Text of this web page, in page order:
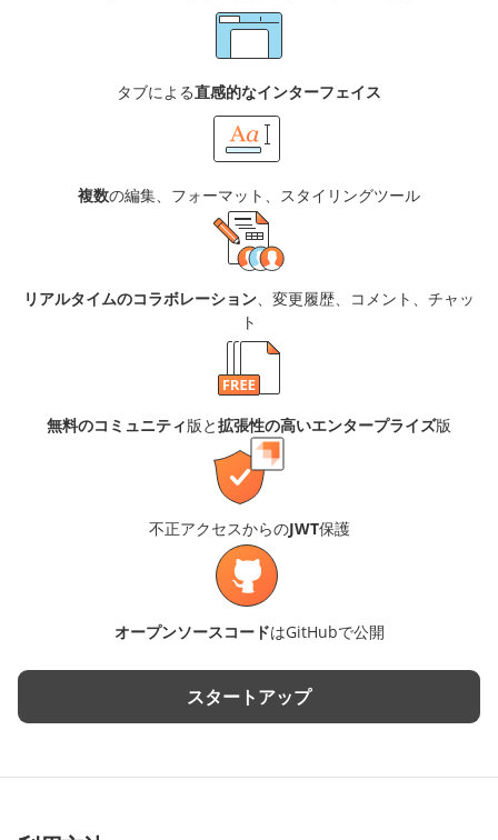
タブによる直感的なインターフェイス
複数の編集、フォーマット、スタイリングツール
リアルタイムのコラボレーション 、変更履歴、コメント、チャッ
ト
無料のコミュニティ版と拡張性の高いエンタープライズ版
不正アクセスからのJWT保護
オープンソースコードはGitHubで公開
スタートアップ